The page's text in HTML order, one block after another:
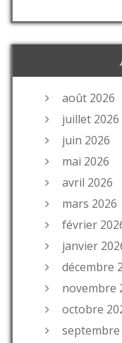
août 2026
juillet 2026
juin 2026
mai 2026
avril 2026
mars 2026
février
janvier
décembre
novembre
octobre
septembre